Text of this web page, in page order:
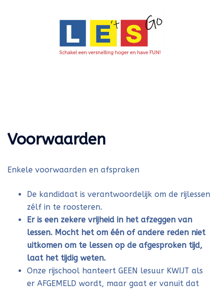
Voorwaarden
Enkele voorwaarden en afspraken
De kandidaat is verantwoordelijk om de rijlessen
zélf in te roosteren.
Er is een zekere vrijheid in het afzeggen van
lessen. Mocht het om één of andere reden niet
uitkomen om te lessen op de afgesproken tijd,
laat het tijdig weten.
Onze rijschool hanteert GEEN lesuur KWIJT als
er AFGEMELD wordt, maar gaat er vanuit dat